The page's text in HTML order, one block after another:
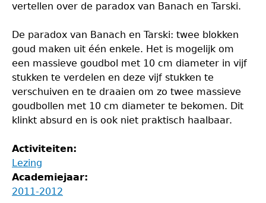
vertellen over de paradox van Banach en Tarski.
De paradox van Banach en Tarski: twee blokken
goud maken uit één enkele. Het is mogelijk om
een massieve goudbol met 10 cm diameter in vijf
stukken te verdelen en deze vijf stukken te
verschuiven en te draaien om zo twee massieve
goudbollen met 10 cm diameter te bekomen. Dit
klinkt absurd en is ook niet praktisch haalbaar.
Activiteiten:
Lezing
Academiejaar:
2011-2012